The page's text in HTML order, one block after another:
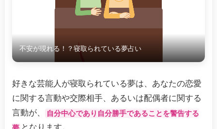
不安が現れる！？寝取られている夢占い
好きな芸能人が寝取られている夢は、あなたの恋愛
に関する言動や交際相手、あるいは配偶者に関する
言動が、
自分中心であり自分勝手であることを警告する